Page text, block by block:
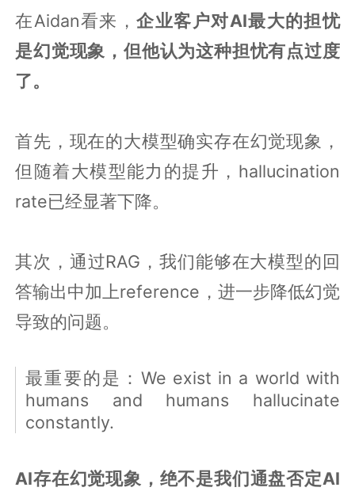
在Aidan看来，企业客户对AI最大的担忧
是幻觉现象，但他认为这种担忧有点过度
了。
首先，现在的大模型确实存在幻觉现象，
但随着大模型能力的提升，hallucination
rate已经显著下降。
其次，通过RAG，我们能够在大模型的回
答输出中加上reference，进一步降低幻觉
导致的问题。
最重要的是：We exist in a world with
humans and humans hallucinate
constantly.
AI存在幻觉现象，绝不是我们通盘否定AI